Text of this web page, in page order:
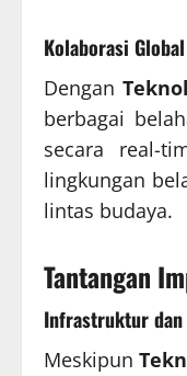
Kolaborasi Global
Dengan
berbagai
secara real-
lingkungan
lintas budaya.
Tantangan
Infrastruktur dan
Meskipun